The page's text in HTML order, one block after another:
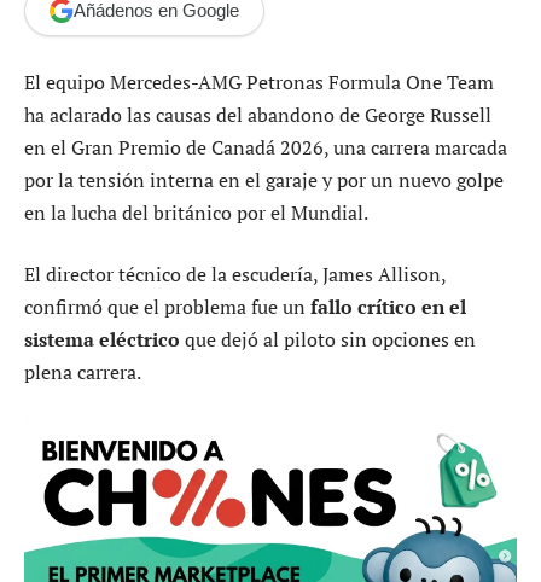
Añádenos en Google
El equipo Mercedes-AMG Petronas Formula One Team
ha aclarado las causas del abandono de George Russell
en el Gran Premio de Canadá 2026, una carrera marcada
por la tensión interna en el garaje y por un nuevo golpe
en la lucha del británico por el Mundial.
El director técnico de la escudería, James Allison,
confirmó que el problema fue un fallo crítico en el
sistema eléctrico que dejó al piloto sin opciones en
plena carrera.